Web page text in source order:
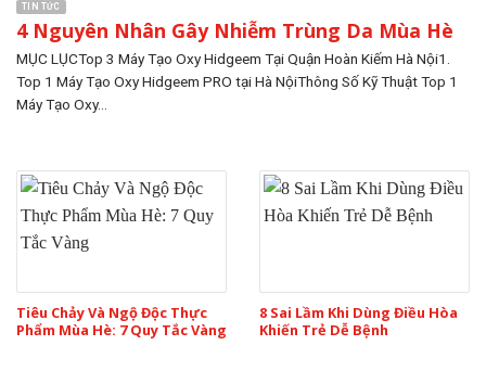
TIN TỨC
4 Nguyên Nhân Gây Nhiễm Trùng Da Mùa Hè
MỤC LỤCTop 3 Máy Tạo Oxy Hidgeem Tại Quận Hoàn Kiếm Hà Nội1.
Top 1 Máy Tạo Oxy Hidgeem PRO tại Hà NộiThông Số Kỹ Thuật Top 1
Máy Tạo Oxy...
Tiêu Chảy Và Ngộ Độc Thực
Phẩm Mùa Hè: 7 Quy Tắc Vàng
8 Sai Lầm Khi Dùng Điều Hòa
Khiến Trẻ Dễ Bệnh